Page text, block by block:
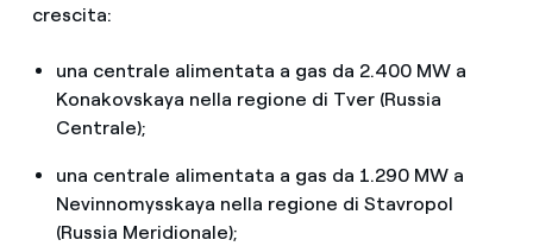
crescita:
una centrale alimentata a gas da 2.400 MW a
Konakovskaya nella regione di Tver (Russia
Centrale);
una centrale alimentata a gas da 1.290 MW a
Nevinnomysskaya nella regione di Stavropol
(Russia Meridionale);